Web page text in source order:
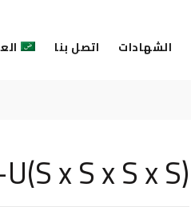
الشهادات اتصل بنا
x S x S x S)